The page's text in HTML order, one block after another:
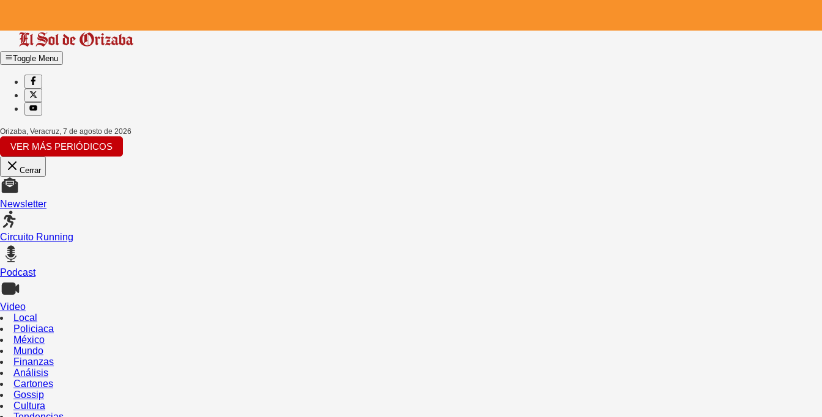
Toggle Menu
Orizaba, Veracruz, 7 de agosto de 2026
VER MÁS PERIÓDICOS
Cerrar
Newsletter
Circuito Running
Podcast
Video
Local
Policiaca
México
Mundo
Finanzas
Análisis
Cartones
Gossip
Cultura